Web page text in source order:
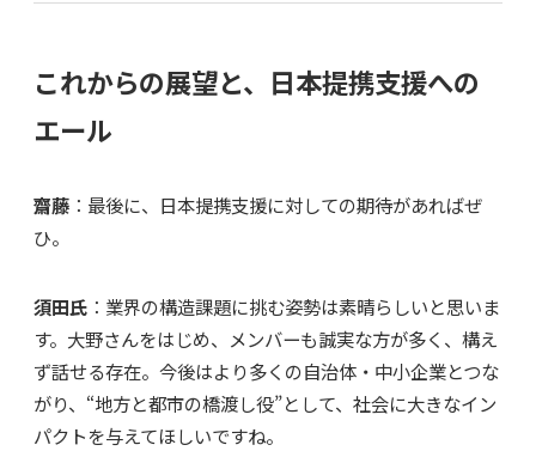
これからの展望と、日本提携支援への
エール
齋藤 ：最後に、日本提携支援に対しての期待があればぜ
ひ。
須田氏 ：業界の構造課題に挑む姿勢は素晴らしいと思いま
す。大野さんをはじめ、メンバーも誠実な方が多く、構え
ず話せる存在。今後はより多くの自治体・中小企業とつな
がり、“地方と都市の橋渡し役”として、社会に大きなイン
パクトを与えてほしいですね。